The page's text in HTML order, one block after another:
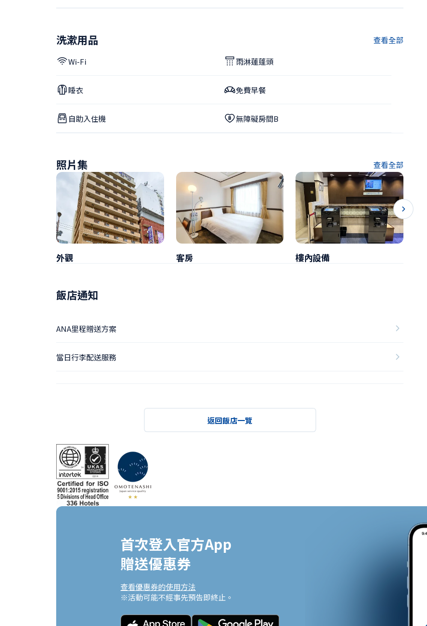
洗漱用品 查看全部
Wi-Fi 雨淋蓮蓬頭
睡衣 免費早餐
自助入住機 無障礙房間B
照片集 查看全部
外觀 客房 樓內設備
飯店通知
ANA里程贈送方案
當日行李配送服務
返回飯店一覽
首次登入官方App
贈送優惠券
查看優惠券的使用方法
※活動可能不經事先預告即終止。